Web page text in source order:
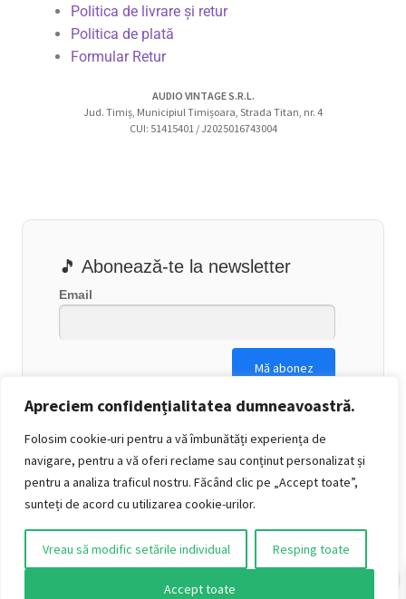
Apreciem confidențialitatea dumneavoastră.
Folosim cookie-uri pentru a vă îmbunătăți experiența de
navigare, pentru a vă oferi reclame sau conținut personalizat și
pentru a analiza traficul nostru. Făcând clic pe „Accept toate”,
sunteți de acord cu utilizarea cookie-urilor.
Vreau să modific setările individual Resping toate
Accept toate
Politica de livrare și retur
Politica de plată
Formular Retur
AUDIO VINTAGE S.R.L.
Jud. Timiș, Municipiul Timișoara, Strada Titan, nr. 4
CUI: 51415401 / J2025016743004
🎵 Abonează-te la newsletter
Email
0